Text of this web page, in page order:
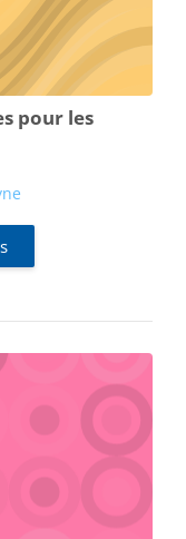
pour les